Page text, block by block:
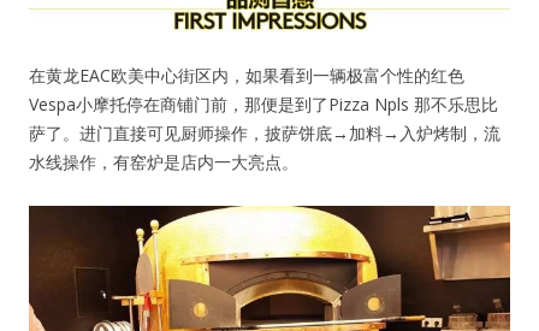
在黄龙EAC欧美中心街区内，如果看到一辆极富个性的红色
Vespa小摩托停在商铺门前，那便是到了Pizza Npls 那不乐思比
萨了。进门直接可见厨师操作，披萨饼底→加料→入炉烤制，流
水线操作，有窑炉是店内一大亮点。